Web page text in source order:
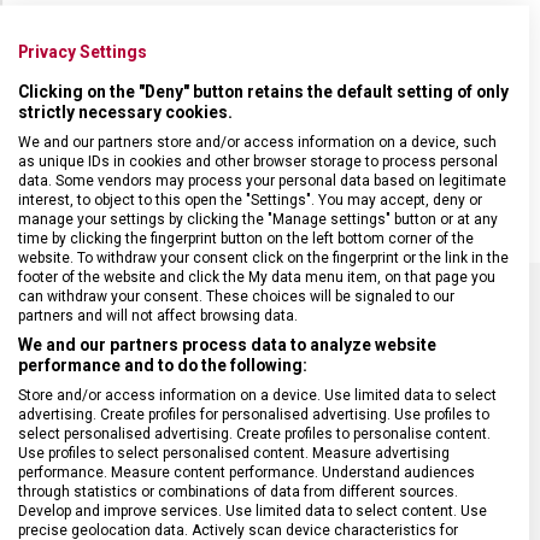
• ergonomicky tvarovaná rukojeť z hliníku
• rozměry 110 x 65 x 12 milimetrů
• s odstraňovačem bramborových oček
• nevhodné pro mytí v myčce
SPECIFIKACE PRODUKTU
DRUH ZBOŽÍ Kuchyňské vybavení
ZÁRUKA 24 měsíců
Privacy Settings
Clicking on the "Deny" button retains the default setting of only
strictly necessary cookies.
We and our partners store and/or access information on a device, such
as unique IDs in cookies and other browser storage to process personal
data. Some vendors may process your personal data based on legitimate
interest, to object to this open the "Settings". You may accept, deny or
manage your settings by clicking the "Manage settings" button or at any
time by clicking the fingerprint button on the left bottom corner of the
website. To withdraw your consent click on the fingerprint or the link in the
footer of the website and click the My data menu item, on that page you
can withdraw your consent. These choices will be signaled to our
partners and will not affect browsing data.
We and our partners process data to analyze website
performance and to do the following:
Store and/or access information on a device. Use limited data to select
advertising. Create profiles for personalised advertising. Use profiles to
select personalised advertising. Create profiles to personalise content.
Use profiles to select personalised content. Measure advertising
performance. Measure content performance. Understand audiences
through statistics or combinations of data from different sources.
Develop and improve services. Use limited data to select content. Use
precise geolocation data. Actively scan device characteristics for